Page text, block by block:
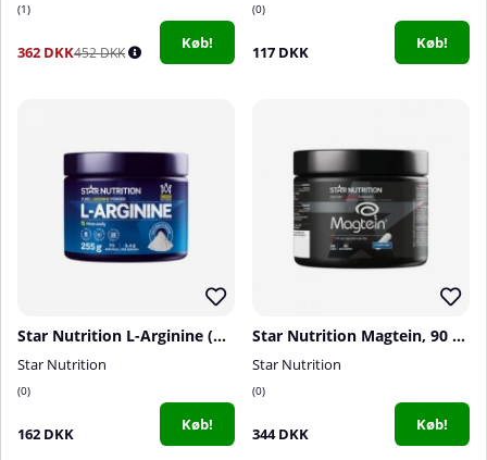
1
362 DKK452 DKK
Køb!
0
117 DKK Køb!
Star Nutrition L-Arginine (powder), 255 g
Star Nutrition
0
162 DKK Køb!
Star Nutrition Magtein, 90 caps
Star Nutrition
0
344 DKK Køb!